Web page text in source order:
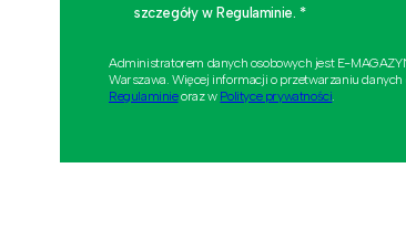
szczegóły w Regulaminie. *
Administratorem danych osobowych jest E-
Warszawa. Więcej informacji o przetwarzaniu
Regulaminieoraz w Polityce prywatności.